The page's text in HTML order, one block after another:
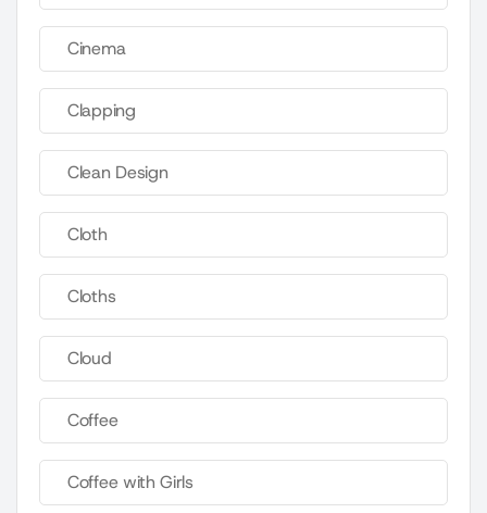
Cinema
Clapping
Clean Design
Cloth
Cloths
Cloud
Coffee
Coffee with Girls